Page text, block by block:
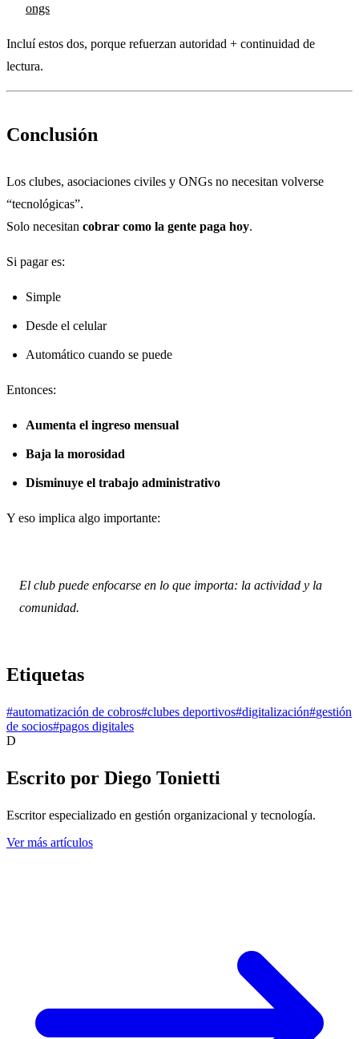
ongs
Incluí estos dos, porque refuerzan autoridad + continuidad de
lectura.
Conclusión
Los clubes, asociaciones civiles y ONGs no necesitan volverse
“tecnológicas”.
Solo necesitan cobrar como la gente paga hoy.
Si pagar es:
Simple
Desde el celular
Automático cuando se puede
Entonces:
Aumenta el ingreso mensual
Baja la morosidad
Disminuye el trabajo administrativo
Y eso implica algo importante:
El club puede enfocarse en lo que importa: la actividad y la
comunidad.
Etiquetas
#automatización de cobros#clubes deportivos#digitalización#gestión
de socios#pagos digitales
D
Escrito por Diego Tonietti
Escritor especializado en gestión organizacional y tecnología.
Ver más artículos